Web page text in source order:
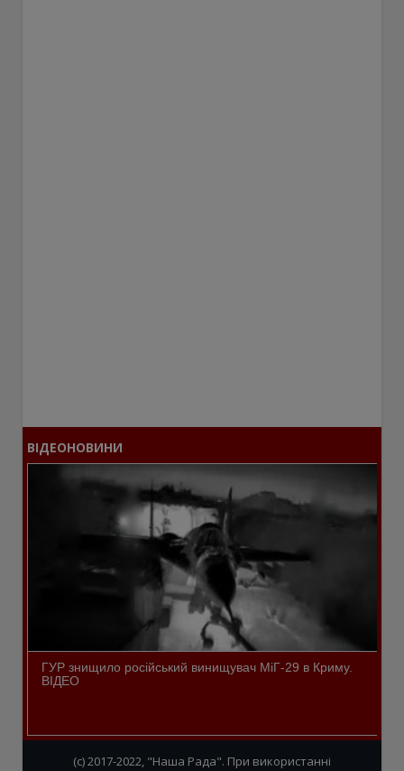
ВІДЕОНОВИНИ
ГУР знищило російський винищувач МіГ-29 в Криму.
ВІДЕО
(c) 2017-2022, "Наша Рада". При використанні